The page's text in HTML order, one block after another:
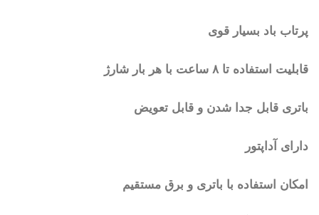
پرتاب باد بسیار قوی
قابلیت استفاده تا ۸ ساعت با هر بار شارژ
باتری قابل جدا شدن و قابل تعویض
دارای آداپتور
امکان استفاده با باتری و برق مستقیم